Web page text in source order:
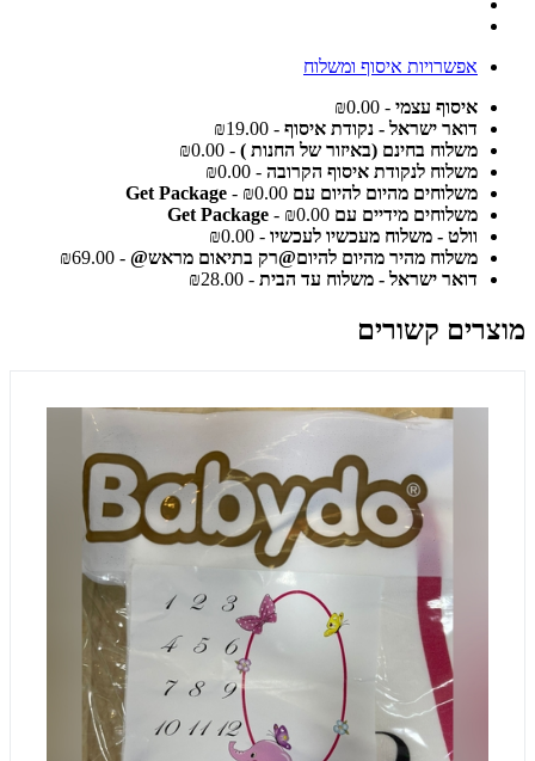
אפשרויות איסוף ומשלוח
איסוף עצמי - ₪0.00
דואר ישראל - נקודת איסוף - ₪19.00
משלוח בחינם (באיזור של החנות ) - ₪0.00
משלוח לנקודת איסוף הקרובה - ₪0.00
משלוחים מהיום להיום עם Get Package - ₪0.00
משלוחים מידיים עם Get Package - ₪0.00
וולט - משלוח מעכשיו לעכשיו - ₪0.00
משלוח מהיר מהיום להיום@רק בתיאום מראש@ - ₪69.00
דואר ישראל - משלוח עד הבית - ₪28.00
מוצרים קשורים